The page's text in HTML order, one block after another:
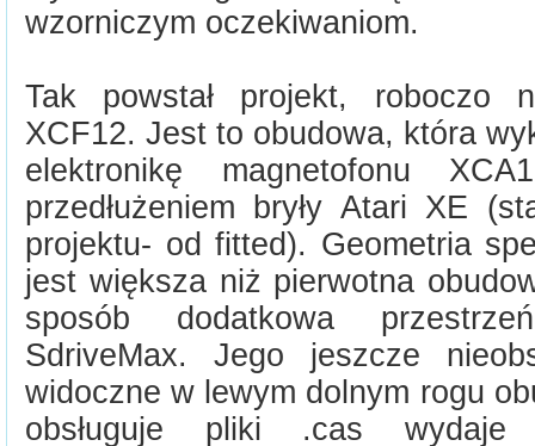
wzorniczym oczekiwaniom.
Tak powstał projekt, roboczo
XCF12. Jest to obudowa, która
elektronikę magnetofonu
przedłużeniem bryły Atari XE
projektu- od fitted). Geometria
jest większa niż pierwotna
sposób dodatkowa
SdriveMax. Jego jeszcze
widoczne w lewym dolnym rogu
obsługuje pliki .cas